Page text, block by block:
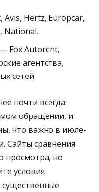
Avis, Hertz, Europcar,
National.
— Fox Autorent,
агентства,
сетей.
почти всегда
обращении, и
что важно в июле-
Сайты сравнения
просмотра, но
условия